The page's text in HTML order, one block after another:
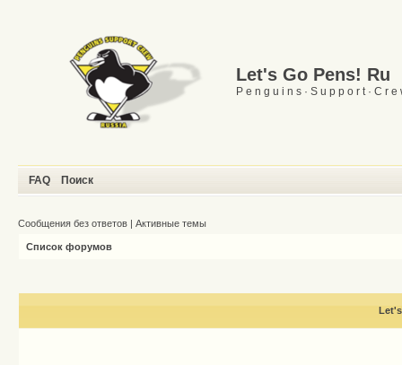
Let's Go Pens! Ru
P e n g u i n s · S u p p o r t · C r e
FAQ Поиск
Сообщения без ответов | Активные темы
Список форумов